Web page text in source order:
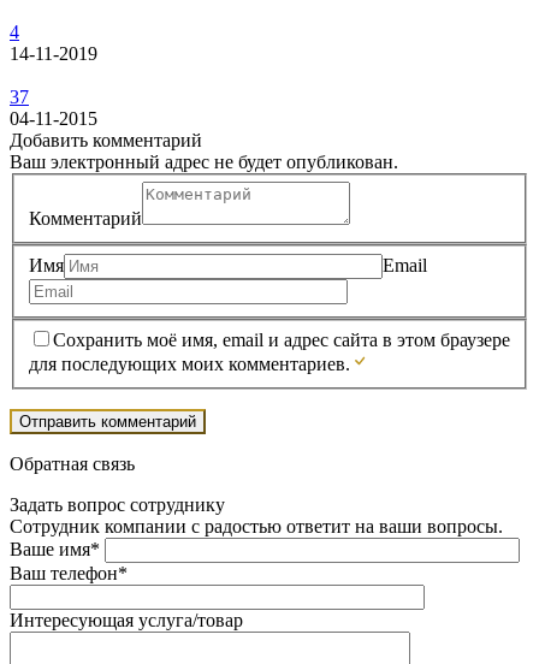
4
14-11-2019
37
04-11-2015
Добавить комментарий
Ваш электронный адрес не будет опубликован.
Комментарий
Имя Email
Сохранить моё имя, email и адрес сайта в этом браузере
для последующих моих комментариев.
Обратная связь
Задать вопрос сотруднику
Сотрудник компании с радостью ответит на ваши вопросы.
Ваше имя*
Ваш телефон*
Интересующая услуга/товар